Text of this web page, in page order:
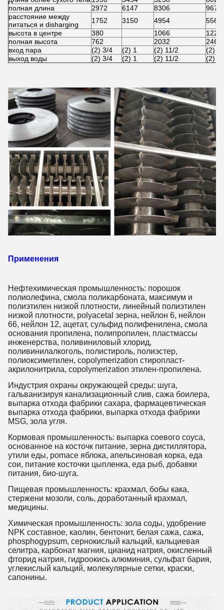
полная длина
2972 6147 8306
9678
расстояние между
питаться и disharging
1752 3150 4954
5562
высота в центре
380 1066
1220
полная высота
762 2032
2464
вход пара
(2) 3/4 (2) 1 (2) 11/2
(2)
выход воды
(2) 3/4 (2) 1 (2) 11/2 (2)
Применения
Нефтехимическая промышленность: порошок
полиолефина, смола поликарбоната, максимум и
полиэтилен низкой плотности, линейный полиэтилен
низкой плотности, polyacetal зерна, нейлон 6, нейлон
66, нейлон 12, ацетат, сульфид полифенилена, смола
основания пропилена, полипропилен, пластмассы
инженерства, поливиниловый хлорид,
поливинилалкоголь, полистироль, полиэстер,
полиоксиметилен, copolymerization стиропласт-
акрилонитрила, copolymerization этилен-пропилена.
Индустрия охраны окружающей среды: шуга,
гальванизируя канализационный слив, сажа боилера,
выпарка отхода фабрики сахара, фармацевтическая
выпарка отхода фабрики, выпарка отхода фабрики
MSG, зола угля.
Кормовая промышленность: выпарка соевого соуса,
основанное на косточк питание, зерна дистиллятора,
утили еды, pomace яблока, апельсиновая корка, еда
сои, питание косточки цыпленка, еда рыб, добавки
питания, био-шуга.
Пищевая промышленность: крахмал, бобы кака,
стержени мозоли, соль, доработанный крахмал,
медицины.
Химическая промышленность: зола соды, удобрение
NPK составное, каолин, бентонит, белая сажа, сажа,
phosphogypsum, сернокислый кальций, кальциевая
селитра, карбонат магния, цианид натрия, окисленный
фторид натрия, гидроокись алюминия, сульфат бария,
углекислый кальций, молекулярные сетки, краски,
сапонины.